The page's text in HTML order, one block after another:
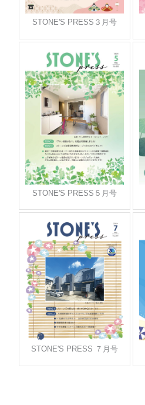
STONE'S PRESS３月号
STONE'S PRESS５月号
STONE'S PRESS ７月号